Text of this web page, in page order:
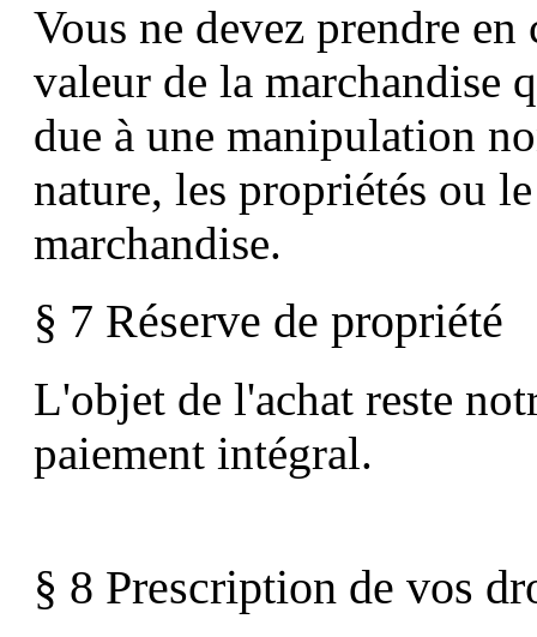
Vous ne devez prendre
valeur de la marchandise
due à une manipulation
nature, les propriétés ou
marchandise.
§ 7 Réserve de propriété
L'objet de l'achat reste
paiement intégral.
§ 8 Prescription de vos